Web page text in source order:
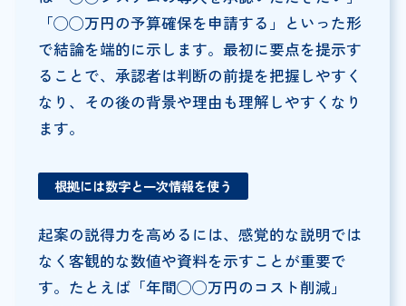
「◯◯万円の予算確保を申請する」といった形
で結論を端的に示します。最初に要点を提示す
ることで、承認者は判断の前提を把握しやすく
なり、その後の背景や理由も理解しやすくなり
ます。
根拠には数字と一次情報を使う
起案の説得力を高めるには、感覚的な説明では
なく客観的な数値や資料を示すことが重要で
す。たとえば「年間◯◯万円のコスト削減」